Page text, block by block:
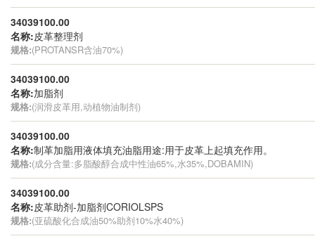
34039100.00
名称:皮革整理剂
规格:(PROTANSR含油70%)
34039100.00
名称:加脂剂
规格:(润滑皮革用,动植物油制剂)
34039100.00
名称:制革加脂用液体填充油脂用途:用于皮革上起填充作用。
规格:(成分含量:多脂酸醇合成中性油65%,水35%,DOBAMIN)
34039100.00
名称:皮革助剂-加脂剂CORIOLSPS
规格:(亚硫酸化合成油50%助剂10%水40%)